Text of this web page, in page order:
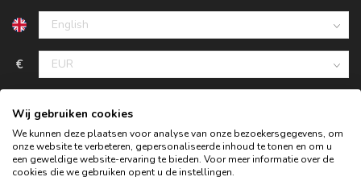
€
Wij gebruiken cookies
We kunnen deze plaatsen voor analyse van onze bezoekersgegevens, om
onze website te verbeteren, gepersonaliseerde inhoud te tonen en om u
een geweldige website-ervaring te bieden. Voor meer informatie over de
cookies die we gebruiken opent u de instellingen.